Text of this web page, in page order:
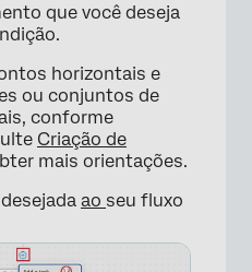
×
que você deseja
horizontais e
ou conjuntos de
conforme
Criação de
mais orientações.
desejada ao seu fluxo